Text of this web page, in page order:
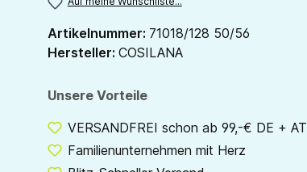
Artikelnummer: 71018/128 50/56
Hersteller: COSILANA
Unsere Vorteile
VERSANDFREI schon ab 99,-€ DE + AT
Familienunternehmen mit Herz